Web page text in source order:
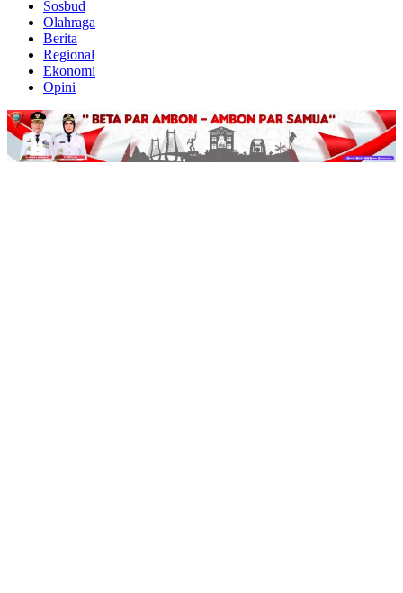
Sosbud
Olahraga
Berita
Regional
Ekonomi
Opini